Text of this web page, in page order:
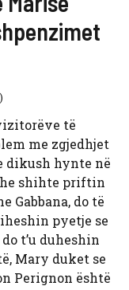
të
me zgjedhjet
dikush hynte në
shihte priftin
Gabbana, do të
pyetje se
t’u duheshin
Mary duket se
Perignon është